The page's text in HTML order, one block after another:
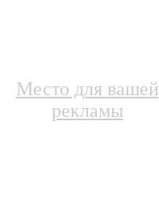
Место для вашей
рекламы